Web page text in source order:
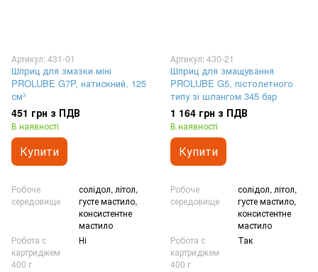
Артикул: 431-01
Шприц для змазки міні
PROLUBE G7P, натискний, 125
см³
451 грн з ПДВ
В наявності
Купити
Робоче
середовище
солідол, літол,
густе мастило,
консистентне
мастило
Робота с
картриджем
400 г
Ні
Артикул: 430-21
Шприц для змащування
PROLUBE G5, пістолетного
типу зі шлангом 345 бар
1 164 грн з ПДВ
В наявності
Купити
Робоче
середовище
солідол, літол,
густе мастило,
консистентне
мастило
Робота с
картриджем
400 г
Так